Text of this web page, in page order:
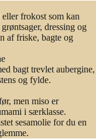
frokost som kan
dressing og
af friske, bagte og
bagt trevlet aubergine,
og fylde.
men miso er
i særklasse.
sesamolie for du en